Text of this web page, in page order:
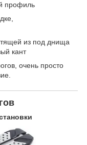
профиль
из под днища
кант
очень просто